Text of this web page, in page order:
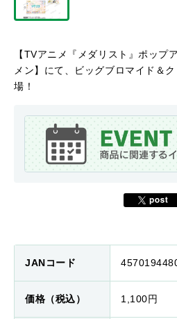
【TVアニメ『メダリスト』ポップ
メン】にて、ビッグブロマイド＆
場！
JANコード
価格（税込） 1,100円